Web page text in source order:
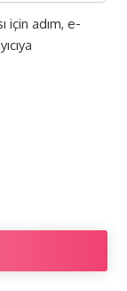
için adım, e-